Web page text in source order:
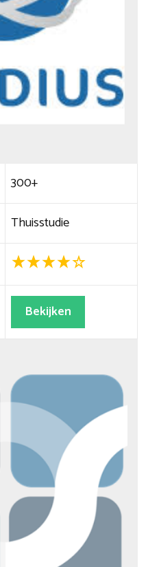
300+
Thuisstudie
Bekijken